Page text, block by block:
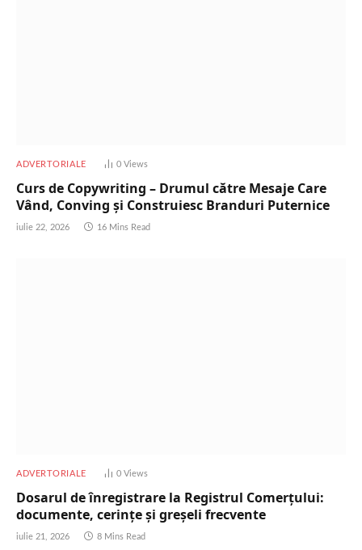
ADVERTORIALE 0 Views
Curs de Copywriting – Drumul către Mesaje Care
Vând, Conving și Construiesc Branduri Puternice
iulie 22, 2026 16 Mins Read
ADVERTORIALE 0 Views
Dosarul de înregistrare la Registrul Comerțului:
documente, cerințe și greșeli frecvente
iulie 21, 2026 8 Mins Read